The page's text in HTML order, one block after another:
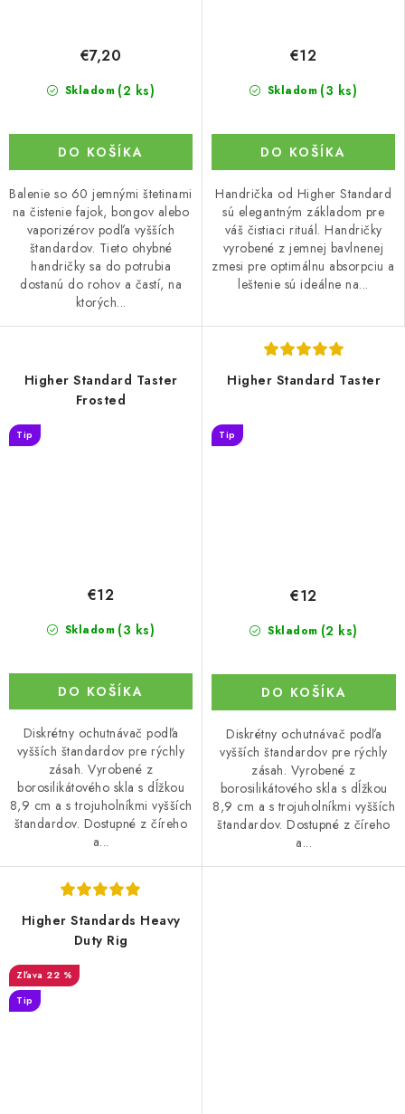
Skladom (2 ks)
€7,20
DO KOŠÍKA
Balenie so 60 jemnými štetinami
na čistenie fajok, bongov alebo
vaporizérov podľa vyšších
štandardov. Tieto ohybné
handričky sa do potrubia
dostanú do rohov a častí, na
ktorých...
Skladom (3 ks)
€12
DO KOŠÍKA
Handrička od Higher Standard
sú elegantným základom pre
váš čistiaci rituál. Handričky
vyrobené z jemnej bavlnenej
zmesi pre optimálnu absorpciu a
leštenie sú ideálne na...
Higher Standard Taster
Frosted
Tip
Skladom (3 ks)
€12
DO KOŠÍKA
Diskrétny ochutnávač podľa
vyšších štandardov pre rýchly
zásah. Vyrobené z
borosilikátového skla s dĺžkou
8,9 cm a s trojuholníkmi vyšších
štandardov. Dostupné z číreho
a...
Higher Standard Taster
Tip
Skladom (2 ks)
€12
DO KOŠÍKA
Diskrétny ochutnávač podľa
vyšších štandardov pre rýchly
zásah. Vyrobené z
borosilikátového skla s dĺžkou
8,9 cm a s trojuholníkmi vyšších
štandardov. Dostupné z číreho
a...
Higher Standards Heavy
Duty Rig
22 %
Tip